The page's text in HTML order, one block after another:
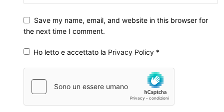
Save my name, email, and website in this browser for
the next time I comment.
Ho letto e accettato la Privacy Policy *